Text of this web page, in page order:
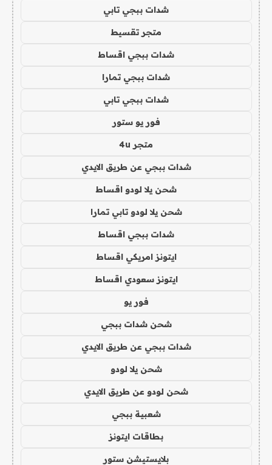
شدات ببجي تابي
متجر تقسيط
شدات ببجي اقساط
شدات ببجي تمارا
شدات ببجي تابي
فور يو ستور
متجر 4u
شدات ببجي عن طريق الايدي
شحن يلا لودو اقساط
شحن يلا لودو تابي تمارا
شدات ببجي اقساط
ايتونز امريكي اقساط
ايتونز سعودي اقساط
فور يو
شحن شدات ببجي
شدات ببجي عن طريق الايدي
شحن يلا لودو
شحن لودو عن طريق الايدي
شعبية ببجي
بطاقات ايتونز
بلايستيشن ستور